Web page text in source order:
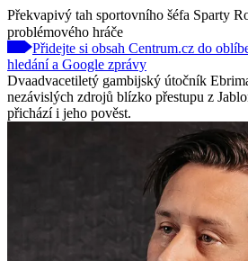
Překvapivý tah sportovního šéfa Sparty
problémového hráče
Přidejte si obsah Centrum.cz do
hledání a Google zprávy
Dvaadvacetiletý gambijský útočník
nezávislých zdrojů blízko přestupu z
přichází i jeho pověst.